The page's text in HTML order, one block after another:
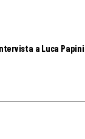
a Luca Papini